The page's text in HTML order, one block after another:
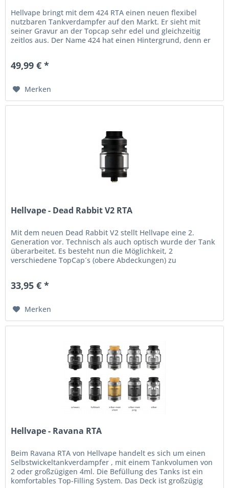
Hellvape bringt mit dem 424 RTA einen neuen flexibel
nutzbaren Tankverdampfer auf den Markt. Er sieht mit
seiner Gravur an der Topcap sehr edel und gleichzeitig
zeitlos aus. Der Name 424 hat einen Hintergrund, denn er
49,99 € *
Merken
Hellvape - Dead Rabbit V2 RTA
Mit dem neuen Dead Rabbit V2 stellt Hellvape eine 2.
Generation vor. Technisch als auch optisch wurde der Tank
überarbeitet. Es besteht nun die Möglichkeit, 2
verschiedene TopCap´s (obere Abdeckungen) zu
33,95 € *
Merken
Hellvape - Ravana RTA
Beim Ravana RTA von Hellvape handelt es sich um einen
Selbstwickeltankverdampfer , mit einem Tankvolumen von
2 oder großzügigen 4ml. Die Befüllung des Tanks ist ein
komfortables Top-Filling System. Das Deck ist großzügig